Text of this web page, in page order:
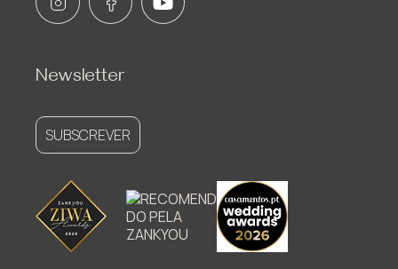
Newsletter
SUBSCREVER